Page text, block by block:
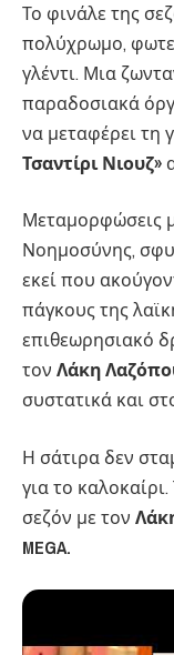
Το φινάλε της
πολύχρωμο,
γλέντι. Μια
παραδοσιακά
να μεταφέρει τη
Τσαντίρι Νιουζ»
Μεταμορφώσεις
Νοημοσύνης,
εκεί που
πάγκους της
επιθεωρησιακό
τον Λάκη
συστατικά και
Η σάτιρα δεν
για το καλοκαίρι.
σεζόν με τον
MEGA.